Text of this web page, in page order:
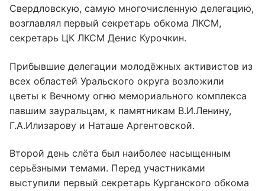
Свердловскую, самую многочисленную делегацию,
возглавлял первый секретарь обкома ЛКСМ,
секретарь ЦК ЛКСМ Денис Курочкин.
Прибывшие делегации молодёжных активистов из
всех областей Уральского округа возложили
цветы к Вечному огню мемориального комплекса
павшим зауральцам, к памятникам В.И.Ленину,
Г.А.Илизарову и Наташе Аргентовской.
Второй день слёта был наиболее насыщенным
серьёзными темами. Перед участниками
выступили первый секретарь Курганского обкома